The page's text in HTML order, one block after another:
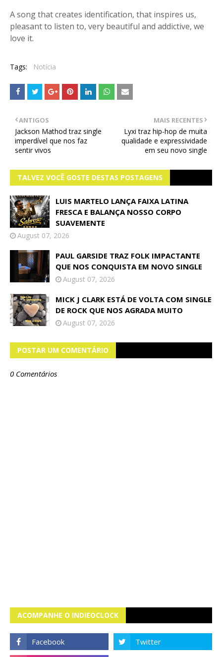
A song that creates identification, that inspires us,
pleasant to listen to, very beautiful and addictive, we
love it.
Tags: Notícia
MAIS RECENTES
Lyxi traz hip-hop de muita
qualidade e expressividade
em seu novo single
ANTIGOS
Jackson Mathod traz single
imperdível que nos faz
sentir vivos
TALVEZ VOCÊ GOSTE DESTAS POSTAGENS
LUIS MARTELO LANÇA FAIXA LATINA
FRESCA E BALANÇA NOSSO CORPO
SUAVEMENTE
August 07, 2026
PAUL GARSIDE TRAZ FOLK IMPACTANTE
QUE NOS CONQUISTA EM NOVO SINGLE
August 07, 2026
MICK J CLARK ESTÁ DE VOLTA COM SINGLE
DE ROCK QUE NOS AGRADA MUITO
August 07, 2026
POSTAR UM COMENTÁRIO
0 Comentários
ACOMPANHE O INDIEOCLOCK